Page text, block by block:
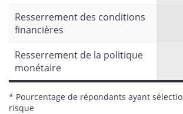
Resserrement des conditions
financières
Resserrement de la politique
monétaire
* Pourcentage de répondants ayant
risque